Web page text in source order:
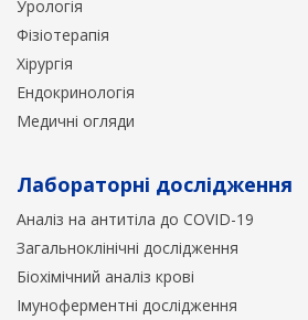
Урологія
Фізіотерапія
Хірургія
Ендокринологія
Медичні огляди
Лабораторні дослідження
Аналіз на антитіла до COVID-19
Загальноклінічні дослідження
Біохімічний аналіз крові
Імуноферментні дослідження